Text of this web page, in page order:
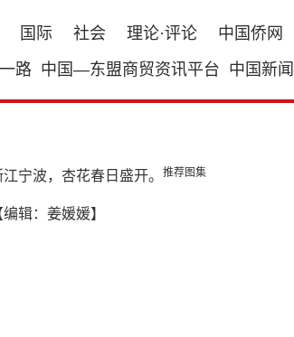
国际 社会 理论·评论 中国侨网
路 中国—东盟商贸资讯平台 中国新
江宁波，杏花春日盛开。
编辑：姜媛媛】
推荐图集